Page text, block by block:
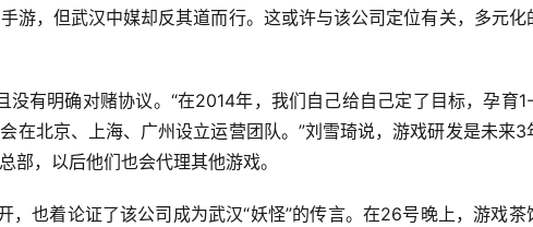
游，但武汉中媒却反其道而行。这或许与该公司定位有关，多元化
有明确对赌协议。“在2014年，我们自己给自己定了目标，孕育
在北京、上海、广州设立运营团队。”刘雪琦说，游戏研发是未来3
部，以后他们也会代理其他游戏。
也着论证了该公司成为武汉“妖怪”的传言。在26号晚上，游戏茶